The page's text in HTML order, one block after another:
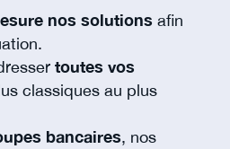
nos solutions afin
toutes vos
classiques au plus
bancaires, nos